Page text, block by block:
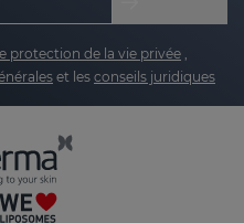
protection de la vie privée
et les conseils juridiques